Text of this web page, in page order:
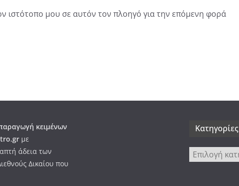
ιστότοπο μου σε αυτόν τον πλοηγό για την επόμενη φορά
κειμένων
με
άδεια των
Δικαίου που
Kατηγορίες
Kατηγορίες